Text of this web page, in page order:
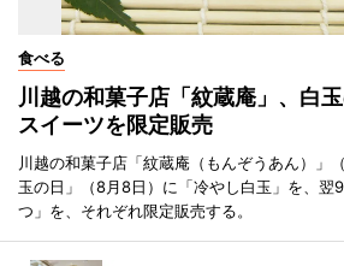
食べる
川越の和菓子店「紋蔵庵」、白
スイーツを限定販売
川越の和菓子店「紋蔵庵（もんぞうあん）」
玉の日」（8月8日）に「冷やし白玉」を、翌
つ」を、それぞれ限定販売する。